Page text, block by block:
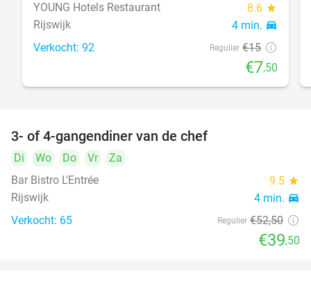
YOUNG Hotels Restaurant
8.6 star
Rijswijk 4 min. directions_car
Verkocht: 92 Regulier €15
€7,50
3- of 4-gangendiner van de chef
Di Wo Do Vr
Za
Bar Bistro L'Entrée
9.5 star
Rijswijk 4 min. directions_car
Verkocht: 65 Regulier €52,50
€39,50